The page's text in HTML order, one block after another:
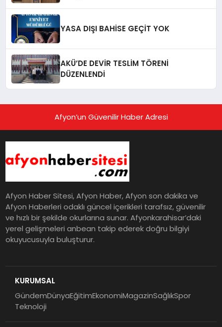
YASA DIŞI BAHİSE GEÇİT YOK
AKÜ’DE DEVİR TESLİM TÖRENİ
DÜZENLENDİ
Afyon’un Güvenilir Haber Adresi
Afyon Haber Sitesi, Afyon Haber, Afyon son dakika ve
Afyon Haberleri odaklı güncel içerikleri tarafsız, güvenilir
ve hızlı bir şekilde okurlarına sunar. Afyonkarahisar’daki
yerel gelişmeleri anbean takip ederek doğru bilgiyi
okuyucusuyla buluşturur.
KURUMSAL
GündemDünyaEğitimEkonomiMagazinSağlıkSpor
Teknoloji